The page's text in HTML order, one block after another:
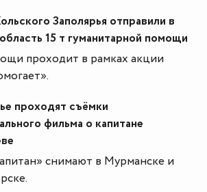
Заполярья отправили в
15 т гуманитарной помощи
проходит в рамках акции
проходят съёмки
фильма о капитане
снимают в Мурманске и